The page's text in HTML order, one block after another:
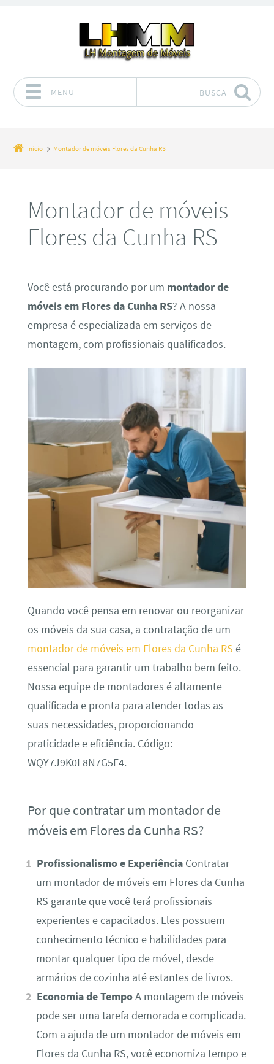
MENU BUSCA
Início Montador de móveis Flores da Cunha RS
Montador de móveis
Flores da Cunha RS
Você está procurando por um montador de
móveis em Flores da Cunha RS? A nossa
empresa é especializada em serviços de
montagem, com profissionais qualificados.
Quando você pensa em renovar ou reorganizar
os móveis da sua casa, a contratação de um
montador de móveis em Flores da Cunha RS é
essencial para garantir um trabalho bem feito.
Nossa equipe de montadores é altamente
qualificada e pronta para atender todas as
suas necessidades, proporcionando
praticidade e eficiência. Código:
WQY7J9K0L8N7G5F4.
Por que contratar um montador de
móveis em Flores da Cunha RS?
Profissionalismo e Experiência Contratar
um montador de móveis em Flores da Cunha
RS garante que você terá profissionais
experientes e capacitados. Eles possuem
conhecimento técnico e habilidades para
montar qualquer tipo de móvel, desde
armários de cozinha até estantes de livros.
Economia de TempoA montagem de móveis
pode ser uma tarefa demorada e complicada.
Com a ajuda de um montador de móveis em
Flores da Cunha RS, você economiza tempo e